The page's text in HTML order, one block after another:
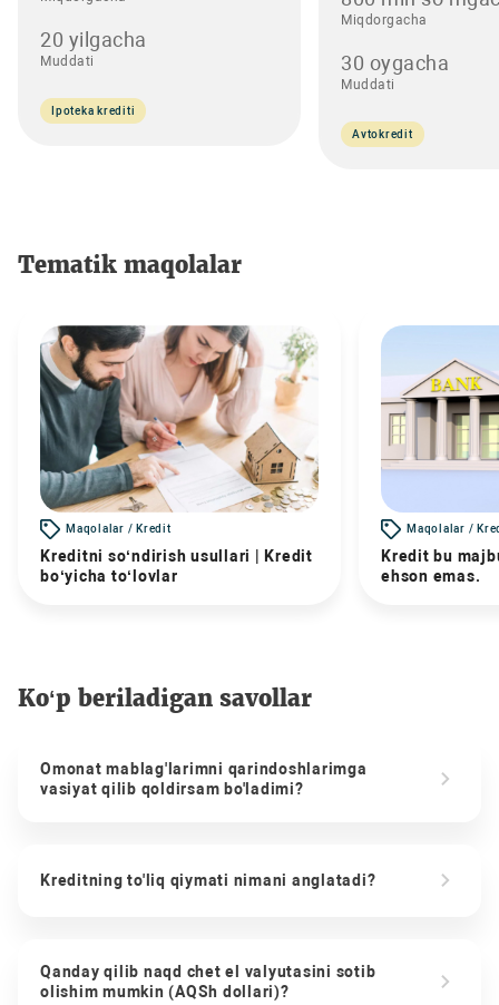
20 yilgacha
Muddati
Ipoteka krediti
Miqdorgacha
30 oygacha
Muddati
Avtokredit
Tematik maqolalar
Maqolalar / Kredit
Kreditni so‘ndirish usullari | Kredit
bo‘yicha to‘lovlar
Maqolalar /
Kredit bu
ehson emas.
Ko‘p beriladigan savollar
Omonat mablag'larimni qarindoshlarimga
vasiyat qilib qoldirsam bo'ladimi?
Kreditning to'liq qiymati nimani anglatadi?
Qanday qilib naqd chet el valyutasini sotib
olishim mumkin (AQSh dollari)?